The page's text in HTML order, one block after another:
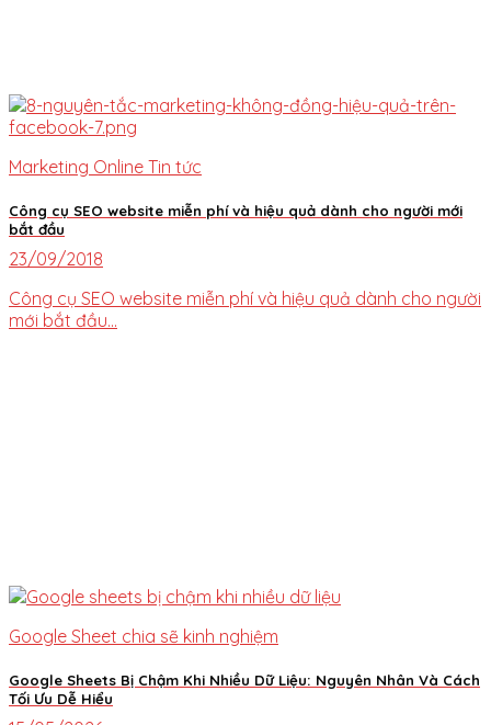
Marketing Online Tin tức
Công cụ SEO website miễn phí và hiệu quả dành cho người mới
bắt đầu
23/09/2018
Công cụ SEO website miễn phí và hiệu quả dành cho người
mới bắt đầu...
Google Sheet chia sẽ kinh nghiệm
Google Sheets Bị Chậm Khi Nhiều Dữ Liệu: Nguyên Nhân Và Cách
Tối Ưu Dễ Hiểu